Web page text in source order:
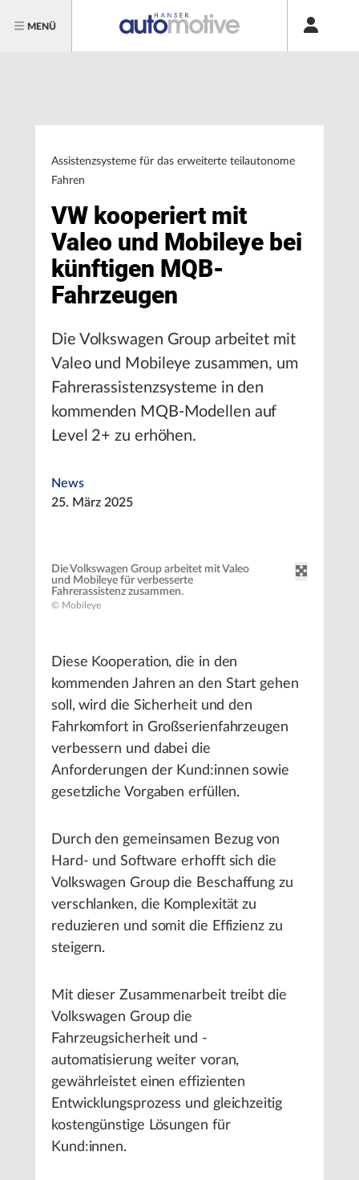
MENÜ
Assistenzsysteme für das erweiterte teilautonome
Fahren
VW kooperiert mit
Valeo und Mobileye bei
künftigen MQB-
Fahrzeugen
Die Volkswagen Group arbeitet mit
Valeo und Mobileye zusammen, um
Fahrerassistenzsysteme in den
kommenden MQB-Modellen auf
Level 2+ zu erhöhen.
News
25. März 2025
Die Volkswagen Group arbeitet mit Valeo
und Mobileye für verbesserte
Fahrerassistenz zusammen.
© Mobileye
Diese Kooperation, die in den
kommenden Jahren an den Start gehen
soll, wird die Sicherheit und den
Fahrkomfort in Großserienfahrzeugen
verbessern und dabei die
Anforderungen der Kund:innen sowie
gesetzliche Vorgaben erfüllen.
Durch den gemeinsamen Bezug von
Hard- und Software erhofft sich die
Volkswagen Group die Beschaffung zu
verschlanken, die Komplexität zu
reduzieren und somit die Effizienz zu
steigern.
Mit dieser Zusammenarbeit treibt die
Volkswagen Group die
Fahrzeugsicherheit und -
automatisierung weiter voran,
gewährleistet einen effizienten
Entwicklungsprozess und gleichzeitig
kostengünstige Lösungen für
Kund:innen.